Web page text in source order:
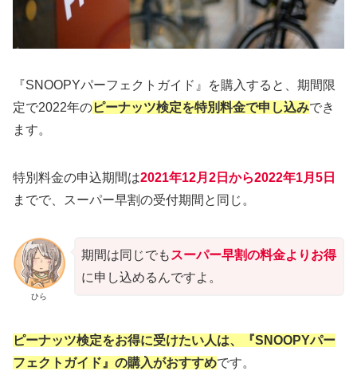
『SNOOPYパーフェクトガイド』を購入すると、期間限
定で2022年のピーナッツ検定を特別料金で申し込みでき
ます。
特別料金の申込期間は2021年12月2日から2022年1月5日
までで、スーパー早割の受付期間と同じ。
ひら
期間は同じでも スーパー早割の料金よりお得
に申し込めるんですよ。
ピーナッツ検定をお得に受けたい人は、『SNOOPYパー
フェクトガイド』の購入がおすすめです。